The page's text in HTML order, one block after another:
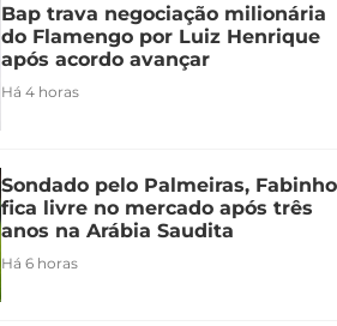
Bap trava negociação milionária
do Flamengo por Luiz Henrique
após acordo avançar
Há 4 horas
Sondado pelo Palmeiras, Fabinho
fica livre no mercado após três
anos na Arábia Saudita
Há 6 horas